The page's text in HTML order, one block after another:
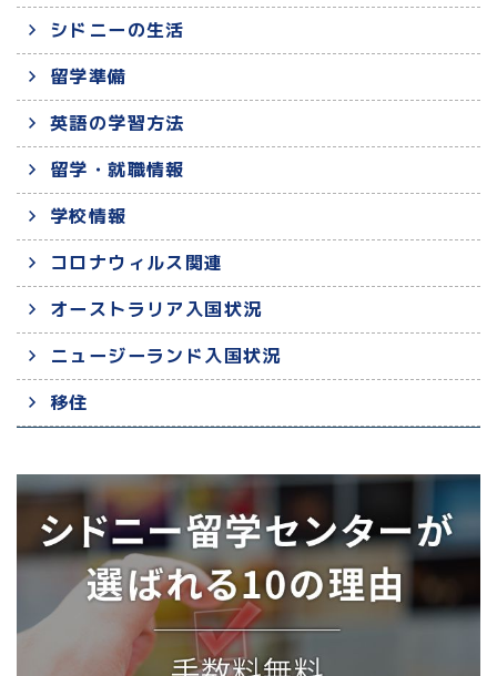
シドニーの生活
留学準備
英語の学習方法
留学・就職情報
学校情報
コロナウィルス関連
オーストラリア入国状況
ニュージーランド入国状況
移住